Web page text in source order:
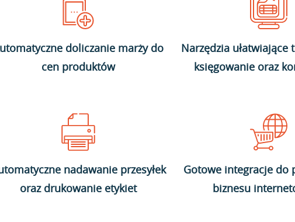
doliczanie marży do
cen produktów
Narzędzia ułatwiające
księgowanie oraz
nadawanie przesyłek
oraz drukowanie etykiet
Gotowe integracje do
biznesu